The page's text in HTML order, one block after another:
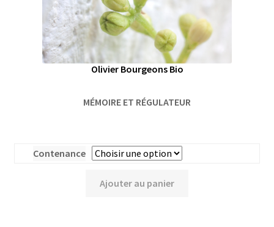
Olivier Bourgeons Bio
MÉMOIRE ET RÉGULATEUR
Contenance
Ajouter au panier